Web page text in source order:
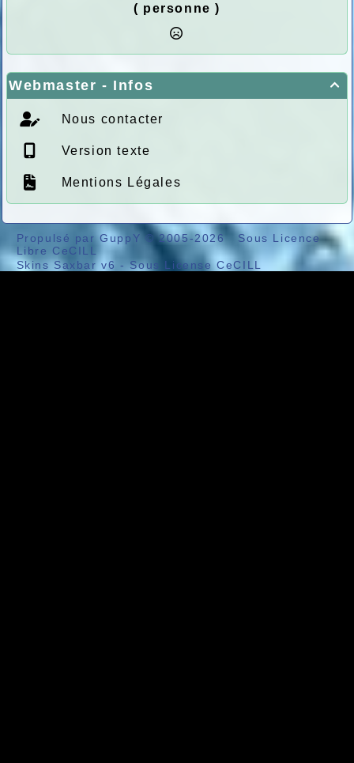
( personne )

Webmaster - Infos
Nous contacter
Version texte
Mentions Légales
Propulsé par GuppY© 2005-2026
Sous Licence
Libre CeCILL
Skins Saxbar v6 -Sous License CeCILL